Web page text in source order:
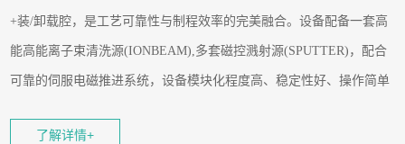
+装/卸载腔，是工艺可靠性与制程效率的完美融合。设备配备一套高
能高能离子束清洗源(IONBEAM),多套磁控溅射源(SPUTTER)，配合
可靠的伺服电磁推进系统，设备模块化程度高、稳定性好、操作简单
了解详情+